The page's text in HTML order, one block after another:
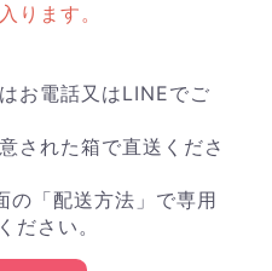
ります。
お電話又はLINEでご
された箱で直送くださ
の「配送方法」で専用
ださい。